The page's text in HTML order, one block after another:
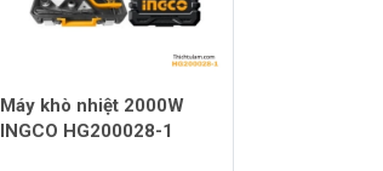
Máy khò nhiệt 2000W
INGCO HG200028-1